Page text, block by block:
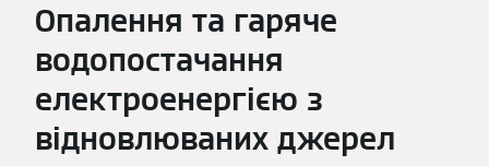
Опалення та гаряче
водопостачання
електроенергією з
відновлюваних джерел